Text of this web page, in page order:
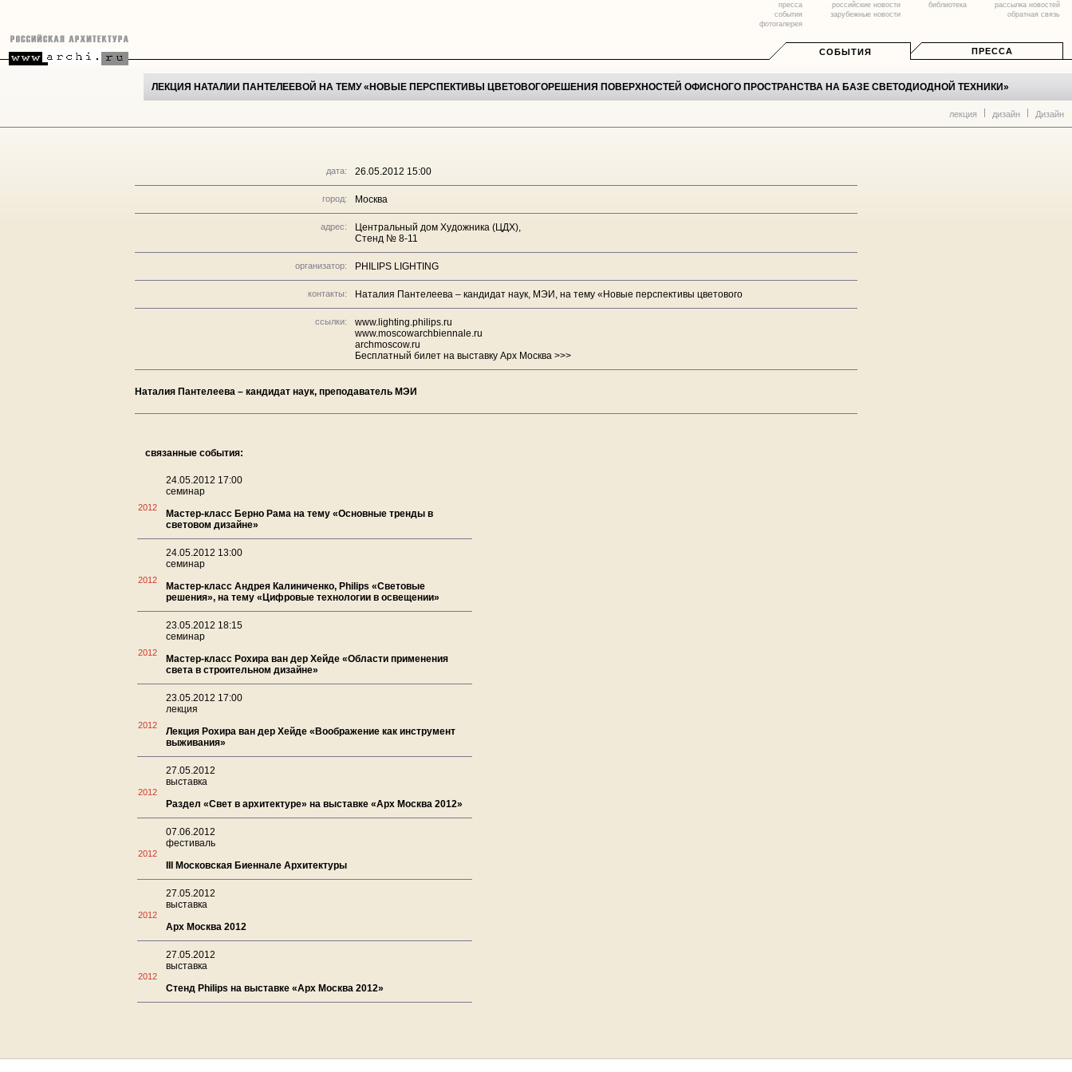
пресса
события
фотогалерея
российские новости
зарубежные новости
библиотека
рассылка новостей
обратная связь
СОБЫТИЯ ПРЕССА
ЛЕКЦИЯ НАТАЛИИ ПАНТЕЛЕЕВОЙ НА ТЕМУ «НОВЫЕ ПЕРСПЕКТИВЫ ЦВЕТОВОГОРЕШЕНИЯ ПОВЕРХНОСТЕЙ ОФИСНОГО ПРОСТРАНСТВА НА БАЗЕ СВЕТОДИОДНОЙ ТЕХНИКИ»
лекция дизайн Дизайн
дата: 26.05.2012 15:00
город: Москва
адрес:
Центральный дом Художника (ЦДХ),
Стенд № 8-11
организатор: PHILIPS LIGHTING
контакты: Наталия Пантелеева – кандидат наук, МЭИ, на тему «Новые перспективы цветового
ссылки:
www.lighting.philips.ru
www.moscowarchbiennale.ru
archmoscow.ru
Бесплатный билет на выставку Арх Москва >>>
Наталия Пантелеева – кандидат наук, преподаватель МЭИ
связанные события:
2012
24.05.2012 17:00
семинар
Мастер-класс Берно Рама на тему «Основные тренды в
световом дизайне»
2012
24.05.2012 13:00
семинар
Мастер-класс Андрея Калиниченко, Philips «Световые
решения», на тему «Цифровые технологии в освещении»
2012
23.05.2012 18:15
семинар
Мастер-класс Рохира ван дер Хейде «Области применения
света в строительном дизайне»
2012
23.05.2012 17:00
лекция
Лекция Рохира ван дер Хейде «Воображение как инструмент
выживания»
2012
27.05.2012
выставка
Раздел «Свет в архитектуре» на выставке «Арх Москва 2012»
2012
07.06.2012
фестиваль
III Московская Биеннале Архитектуры
2012
27.05.2012
выставка
Арх Москва 2012
2012
27.05.2012
выставка
Стенд Philips на выставке «Арх Москва 2012»